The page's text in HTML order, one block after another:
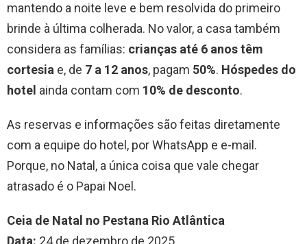
mantendo a noite leve e bem resolvida do primeiro
brinde à última colherada. No valor, a casa também
considera as famílias: crianças até 6 anos têm
cortesia e, de 7 a 12 anos, pagam 50%. Hóspedes do
hotel ainda contam com 10% de desconto.
As reservas e informações são feitas diretamente
com a equipe do hotel, por WhatsApp e e-mail.
Porque, no Natal, a única coisa que vale chegar
atrasado é o Papai Noel.
Ceia de Natal no Pestana Rio Atlântica
Data: 24 de dezembro de 2025